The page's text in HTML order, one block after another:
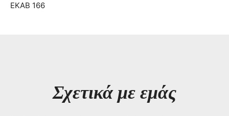
ΕΚΑΒ 166
Σχετικά με εμάς